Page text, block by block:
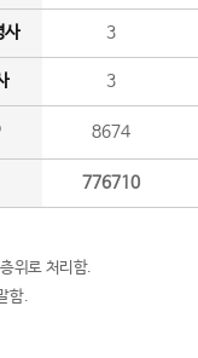
사 3
3
8674
776710
위로 처리함.
함.